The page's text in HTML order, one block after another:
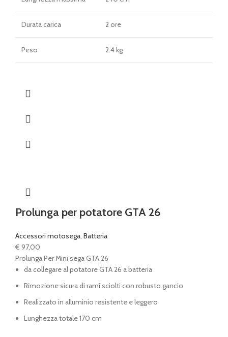
Durata carica 2 ore
Peso 2.4 kg
Prolunga per potatore GTA 26
Accessori motosega, Batteria
€ 97,00
Prolunga Per Mini sega GTA 26
da collegare al potatore GTA 26 a batteria
Rimozione sicura di rami sciolti con robusto gancio
Realizzato in alluminio resistente e leggero
Lunghezza totale 170 cm